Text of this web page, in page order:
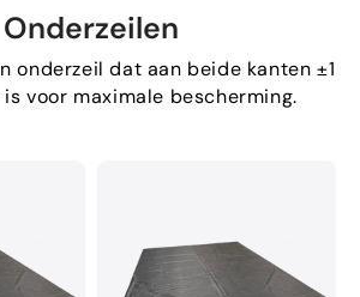
Onderzeilen
onderzeil dat aan beide kanten ±1
voor maximale bescherming.